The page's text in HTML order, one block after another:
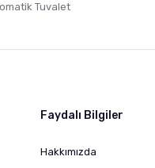
Tuvalet
Faydalı Bilgiler
Hakkımızda